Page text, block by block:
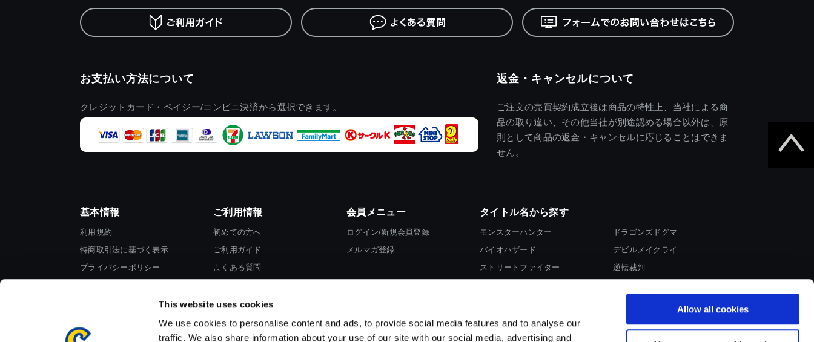
This website uses cookies
We use cookies to personalise content and ads, to provide social media features and to analyse our
traffic. We also share information about your use of our site with our social media, advertising and
Allow all cookies
お支払い方法について
クレジットカード・ペイジー/コンビニ決済から選択できます。
返金・キャンセルについて
ご注文の売買契約成立後は商品の特性上、当社による商
品の取り違い、その他当社が別途認める場合以外は、原
則として商品の返金・キャンセルに応じることはできま
せん。
基本情報
利用規約
特商取引法に基づく表示
プライバシーポリシー
ご利用情報
初めての方へ
ご利用ガイド
よくある質問
会員メニュー
ログイン/新規会員登録
メルマガ登録
タイトル名から探す
モンスターハンター
バイオハザード
ストリートファイター
ドラゴンズドグマ
デビルメイクライ
逆転裁判